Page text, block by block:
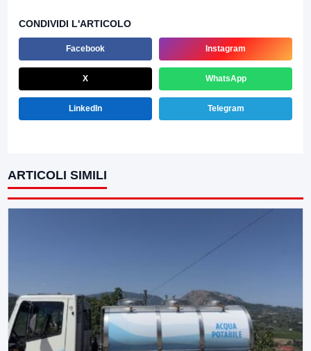
CONDIVIDI L'ARTICOLO
Facebook Instagram
X WhatsApp
LinkedIn Telegram
ARTICOLI SIMILI